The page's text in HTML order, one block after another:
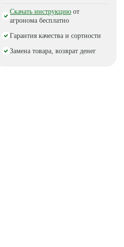
Скачать инструкцию от
агронома бесплатно
Гарантия качества и сортности
Замена товара, возврат денег